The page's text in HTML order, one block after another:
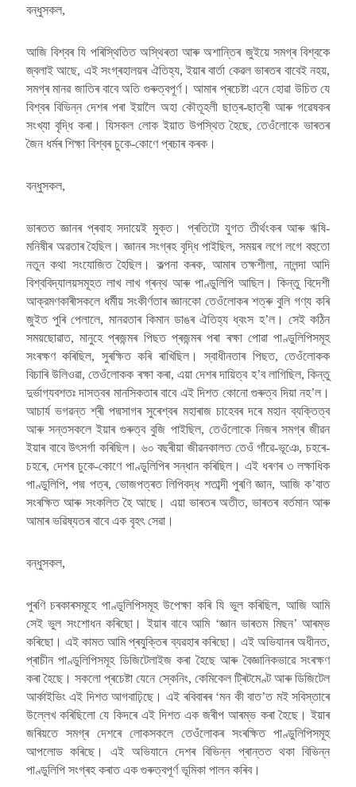
বন্ধুসকল,
আজি বিশ্বৰ যি পৰিস্থিতিত অস্থিৰতা আৰু অশান্তিৰ জুইয়ে সমগ্ৰ বিশ্বকে
জ্বলাই আছে, এই সংগ্ৰহালয়ৰ ঐতিহ্য, ইয়াৰ বাৰ্তা কেৱল ভাৰতৰ বাবেই নহয়,
সমগ্ৰ মানৱ জাতিৰ বাবে অতি গুৰুত্বপূৰ্ণ। আমাৰ প্ৰচেষ্টা এনে হোৱা উচিত যে
বিশ্বৰ বিভিন্ন দেশৰ পৰা ইয়ালৈ অহা কৌতূহলী ছাত্ৰ-ছাত্ৰী আৰু গৱেষকৰ
সংখ্যা বৃদ্ধি কৰা। যিসকল লোক ইয়াত উপস্থিত হৈছে, তেওঁলোকে ভাৰতৰ
জৈন ধৰ্মৰ শিক্ষা বিশ্বৰ চুকে-কোণে প্ৰচাৰ কৰক।
বন্ধুসকল,
ভাৰতত জ্ঞানৰ প্ৰবাহ সদায়েই মুক্ত। প্ৰতিটো যুগত তীৰ্থংকৰ আৰু ঋষি-
মনিষীৰ অৱতাৰ হৈছিল। জ্ঞানৰ সংগ্ৰহ বৃদ্ধি পাইছিল, সময়ৰ লগে লগে বহুতো
নতুন কথা সংযোজিত হৈছিল। কল্পনা কৰক, আমাৰ তক্ষশীলা, নালন্দা আদি
বিশ্ববিদ্যালয়সমূহত লাখ লাখ গ্ৰন্থ আৰু পাণ্ডুলিপি আছিল। কিন্তু বিদেশী
আক্রমণকাৰীসকলে ধর্মীয় সংকীর্ণতাৰ জ্ঞানকো তেওঁলোকৰ শত্ৰু বুলি গণ্য কৰি
জুইত পুৰি পেলালে, মানৱতাৰ কিমান ডাঙৰ ঐতিহ্য ধ্বংস হ’ল। সেই কঠিন
সময়ছোৱাত, মানুহে প্ৰজন্মৰ পিছত প্ৰজন্মৰ পৰা ৰক্ষা পোৱা পাণ্ডুলিপিসমূহ
সংৰক্ষণ কৰিছিল, সুৰক্ষিত কৰি ৰাখিছিল। স্বাধীনতাৰ পিছত, তেওঁলোকক
বিচাৰি উলিওৱা, তেওঁলোকক ৰক্ষা কৰা, এয়া দেশৰ দায়িত্ব হ’ব লাগিছিল, কিন্তু
দুৰ্ভাগ্যবশতঃ দাসত্বৰ মানসিকতাৰ বাবে এই দিশত কোনো গুৰুত্ব দিয়া নহ’ল।
আচাৰ্য ভগৱন্ত শ্ৰী পদ্মসাগৰ সুৰেশ্বৰ মহাৰাজ চাহেবৰ দৰে মহান ব্যক্তিত্ব
আৰু সন্তসকলে ইয়াৰ গুৰুত্ব বুজি পাইছিল, তেওঁলোকে নিজৰ সমগ্ৰ জীৱন
ইয়াৰ বাবে উৎসৰ্গা কৰিছিল। ৬০ বছৰীয়া জীৱনকালত তেওঁ গাঁৱে-ভূঞে, চহৰে-
চহৰে, দেশৰ চুকে-কোণে পাণ্ডুলিপিৰ সন্ধান কৰিছিল। এই ধৰণৰ ৩ লক্ষাধিক
পাণ্ডুলিপি, পদ্ম পত্ৰ, ভোজপত্ৰত লিপিবদ্ধ শতাব্দী পুৰণি জ্ঞান, আজি ক’বাত
সংৰক্ষিত আৰু সংকলিত হৈ আছে। এয়া ভাৰতৰ অতীত, ভাৰতৰ বৰ্তমান আৰু
আমাৰ ভৱিষ্যতৰ বাবে এক বৃহৎ সেৱা।
বন্ধুসকল,
পুৰণি চৰকাৰসমূহে পাণ্ডুলিপিসমূহ উপেক্ষা কৰি যি ভুল কৰিছিল, আজি আমি
সেই ভুল সংশোধন কৰিছো। ইয়াৰ বাবে আমি ‘জ্ঞান ভাৰতম মিছন’ আৰম্ভ
কৰিছো। এই কামত আমি প্ৰযুক্তিৰ ব্যৱহাৰ কৰিছো। এই অভিযানৰ অধীনত,
প্ৰাচীন পাণ্ডুলিপিসমূহ ডিজিটেলাইজ কৰা হৈছে আৰু বৈজ্ঞানিকভাৱে সংৰক্ষণ
কৰা হৈছে। সকলো প্ৰচেষ্টা যেনে স্কেনিং, কেমিকেল ট্ৰিটমেণ্ট আৰু ডিজিটেল
আৰ্কাইভিং এই দিশত আগবাঢ়িছে। এই ৰবিবাৰৰ ‘মন কী বাত’ত মই সবিস্তাৰে
উল্লেখ কৰিছিলো যে কিদৰে এই দিশত এক জৰীপ আৰম্ভ কৰা হৈছে। ইয়াৰ
জৰিয়তে সমগ্ৰ দেশৰে লোকসকলে তেওঁলোকৰ সংৰক্ষিত পাণ্ডুলিপিসমূহ
আপলোড কৰিছে। এই অভিযানে দেশৰ বিভিন্ন প্ৰান্তত থকা বিভিন্ন
পাণ্ডুলিপি সংগ্ৰহ কৰাত এক গুৰুত্বপূৰ্ণ ভূমিকা পালন কৰিব।